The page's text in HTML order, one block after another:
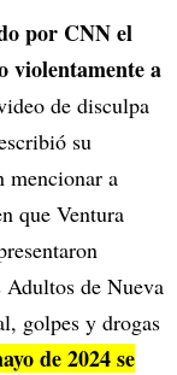
por CNN el
violentamente a
de disculpa
su
mencionar a
que Ventura
Adultos de Nueva
golpes y drogas
de 2024 se